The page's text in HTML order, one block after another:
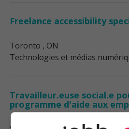
Freelance accessibility
Toronto , ON
Technologies et médias
Travailleur.euse social.e
programme d'aide aux